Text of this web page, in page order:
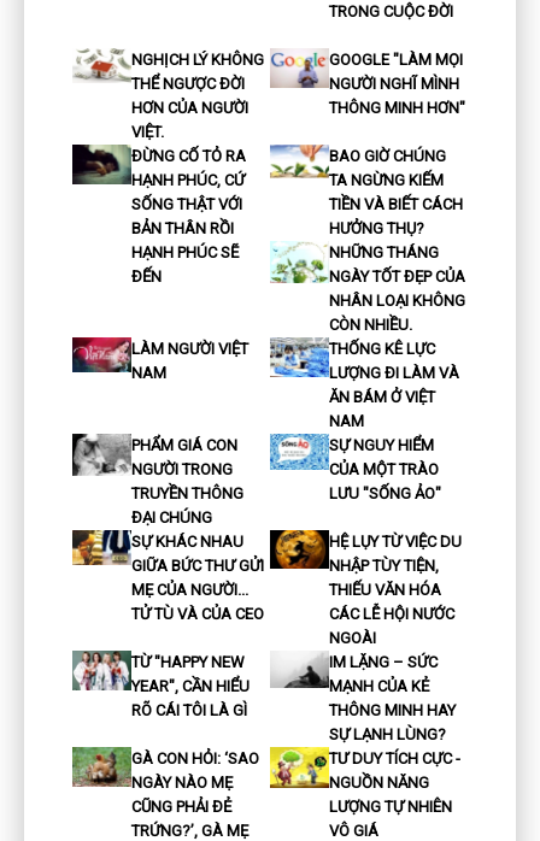
TRONG CUỘC ĐỜI
NGHỊCH LÝ KHÔNG
THỂ NGƯỢC ĐỜI
HƠN CỦA NGƯỜI
VIỆT.
GOOGLE "LÀM MỌI
NGƯỜI NGHĨ MÌNH
THÔNG MINH HƠN"
ĐỪNG CỐ TỎ RA
HẠNH PHÚC, CỨ
SỐNG THẬT VỚI
BẢN THÂN RỒI
HẠNH PHÚC SẼ
ĐẾN
BAO GIỜ CHÚNG
TA NGỪNG KIẾM
TIỀN VÀ BIẾT CÁCH
HƯỞNG THỤ?
NHỮNG THÁNG
NGÀY TỐT ĐẸP CỦA
NHÂN LOẠI KHÔNG
CÒN NHIỀU.
LÀM NGƯỜI VIỆT
NAM
THỐNG KÊ LỰC
LƯỢNG ĐI LÀM VÀ
ĂN BÁM Ở VIỆT
NAM
PHẨM GIÁ CON
NGƯỜI TRONG
TRUYỀN THÔNG
ĐẠI CHÚNG
SỰ NGUY HIỂM
CỦA MỘT TRÀO
LƯU "SỐNG ẢO"
SỰ KHÁC NHAU
GIỮA BỨC THƯ GỬI
MẸ CỦA NGƯỜI...
TỬ TÙ VÀ CỦA CEO
HỆ LỤY TỪ VIỆC DU
NHẬP TÙY TIỆN,
THIẾU VĂN HÓA
CÁC LỄ HỘI NƯỚC
NGOÀI
TỪ "HAPPY NEW
YEAR", CẦN HIỂU
RÕ CÁI TÔI LÀ GÌ
IM LẶNG – SỨC
MẠNH CỦA KẺ
THÔNG MINH HAY
SỰ LẠNH LÙNG?
GÀ CON HỎI: ‘SAO
NGÀY NÀO MẸ
CŨNG PHẢI ĐẺ
TRỨNG?’, GÀ MẸ
TƯ DUY TÍCH CỰC -
NGUỒN NĂNG
LƯỢNG TỰ NHIÊN
VÔ GIÁ